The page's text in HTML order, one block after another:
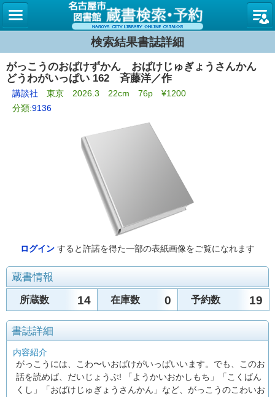
名古屋
検索結果書誌詳細
がっこうのおばけずかん おばけじゅぎょうさんかん
どうわがいっぱい 162 斉藤洋／作
講談社 東京 2026.3 22cm 76p ¥1200
分類:9136
ログイン すると許諾を得た一部の表紙画像をご覧になれます
蔵書情報
所蔵数 14 在庫数 0 予約数 19
書誌詳細
内容紹介
がっこうには、こわ〜いおばけがいっぱいいます。でも、このお
話を読めば、だいじょうぶ! 「ようかいおかしもち」「こくばん
くし」「おばけじゅぎょうさんかん」など、がっこうのこわいお